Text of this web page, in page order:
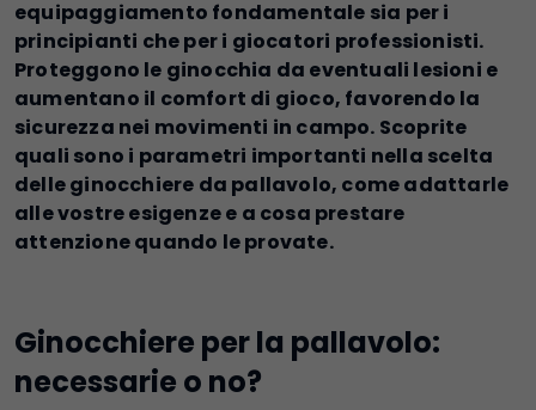
equipaggiamento fondamentale sia per i
principianti che per i giocatori professionisti.
Proteggono le ginocchia da eventuali lesioni e
aumentano il comfort di gioco, favorendo la
sicurezza nei movimenti in campo. Scoprite
quali sono i parametri importanti nella scelta
delle ginocchiere da pallavolo, come adattarle
alle vostre esigenze e a cosa prestare
attenzione quando le provate.
Ginocchiere per la pallavolo:
necessarie o no?